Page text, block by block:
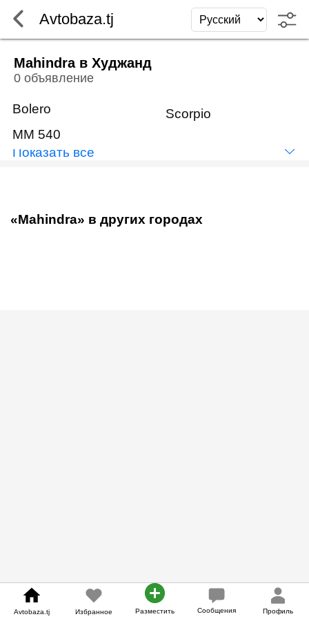
Avtobaza.tj
Mahindra в Худжанд
0 объявление
Bolero
MM 540
Scorpio
Показать всё
«Mahindra» в других городах
Avtobaza.tj Избранное Разместить Сообщения Профиль